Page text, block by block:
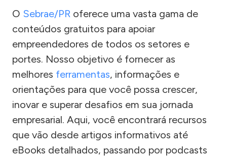
O Sebrae/PR oferece uma vasta gama de
conteúdos gratuitos para apoiar
empreendedores de todos os setores e
portes. Nosso objetivo é fornecer as
melhores ferramentas, informações e
orientações para que você possa crescer,
inovar e superar desafios em sua jornada
empresarial. Aqui, você encontrará recursos
que vão desde artigos informativos até
eBooks detalhados, passando por podcasts